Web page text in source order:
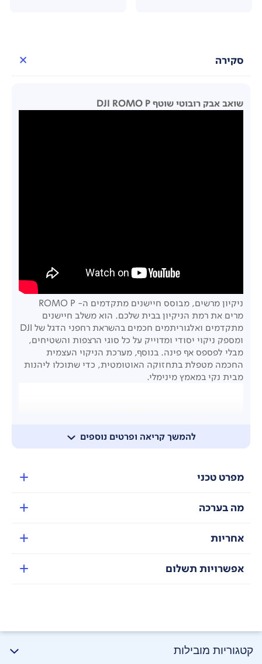
סקירה
להמשך קריאה ופרטים נוספים
שואב אבק רובוטי שוטף DJI ROMO P
ניקיון מרשים, מבוסס חיישנים מתקדמים ה- ROMO P
מרים את רמת הניקיון בבית שלכם. הוא משלב חיישנים
מתקדמים ואלגוריתמים חכמים בהשראת רחפני הדגל של DJI
ומספק ניקוי יסודי ומדוייק על כל סוגי הרצפות והשטיחים,
מבלי לפספס אף פינה. בנוסף, מערכת הניקוי העצמית
החכמה מטפלת בתחזוקה האוטומטית, כדי שתוכלו ליהנות
מבית נקי במאמץ מינימלי.
עיצוב שקוף ומרשים
המציגים את הרכיבים הפנימיים מסודרים במדויק למראה
מפרט טכני
מה בערכה
אחריות
אפשרויות תשלום
קטגוריות מובילות